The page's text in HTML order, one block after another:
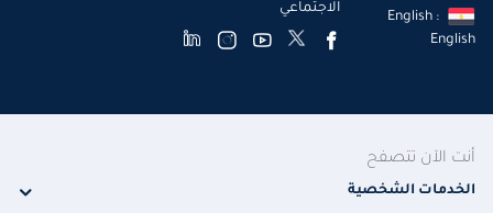
English :
English
الاجتماعي
أنت الآن تتصفح
الخدمات الشخصية